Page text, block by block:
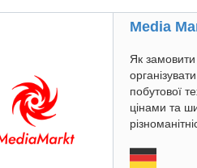
Media
Як
побутової
цінами та